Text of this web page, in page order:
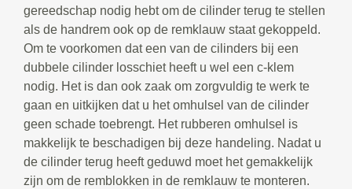
gereedschap nodig hebt om de cilinder terug te stellen
als de handrem ook op de remklauw staat gekoppeld.
Om te voorkomen dat een van de cilinders bij een
dubbele cilinder losschiet heeft u wel een c-klem
nodig. Het is dan ook zaak om zorgvuldig te werk te
gaan en uitkijken dat u het omhulsel van de cilinder
geen schade toebrengt. Het rubberen omhulsel is
makkelijk te beschadigen bij deze handeling. Nadat u
de cilinder terug heeft geduwd moet het gemakkelijk
zijn om de remblokken in de remklauw te monteren.